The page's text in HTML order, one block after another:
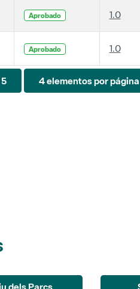
Aprobado 1.0
Aprobado 1.0
4 elementos por página
dels Parcs